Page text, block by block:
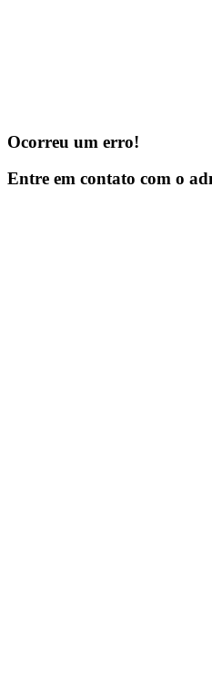
Ocorreu um erro!
Entre em contato com o